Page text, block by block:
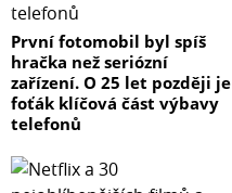
První fotomobil byl spíš
hračka než seriózní
zařízení. O 25 let později je
foťák klíčová část výbavy
telefonů